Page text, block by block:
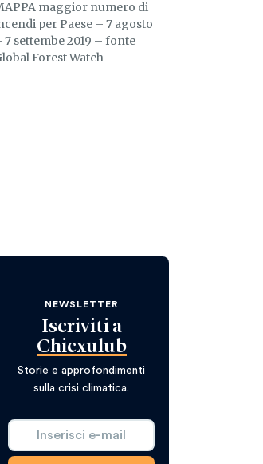
maggior numero di
per Paese – 7 agosto
7 settembe 2019 – fonte
Forest Watch
NEWSLETTER
Iscriviti a
Chicxulub
Storie e approfondimenti
sulla crisi climatica.